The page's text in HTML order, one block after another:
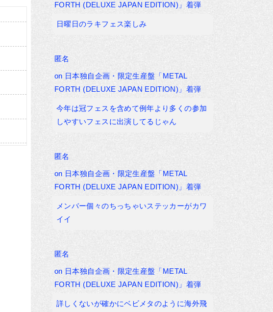
FORTH (DELUXE JAPAN EDITION)」着弾
日曜日のラキフェス楽しみ
匿名
on 日本独自企画・限定生産盤「METAL
FORTH (DELUXE JAPAN EDITION)」着弾
今年は冠フェスを含めて例年より多くの参加
しやすいフェスに出演してるじゃん
匿名
on 日本独自企画・限定生産盤「METAL
FORTH (DELUXE JAPAN EDITION)」着弾
メンバー個々のちっちゃいステッカーがカワ
イイ
匿名
on 日本独自企画・限定生産盤「METAL
FORTH (DELUXE JAPAN EDITION)」着弾
詳しくないが確かにベビメタのように海外飛